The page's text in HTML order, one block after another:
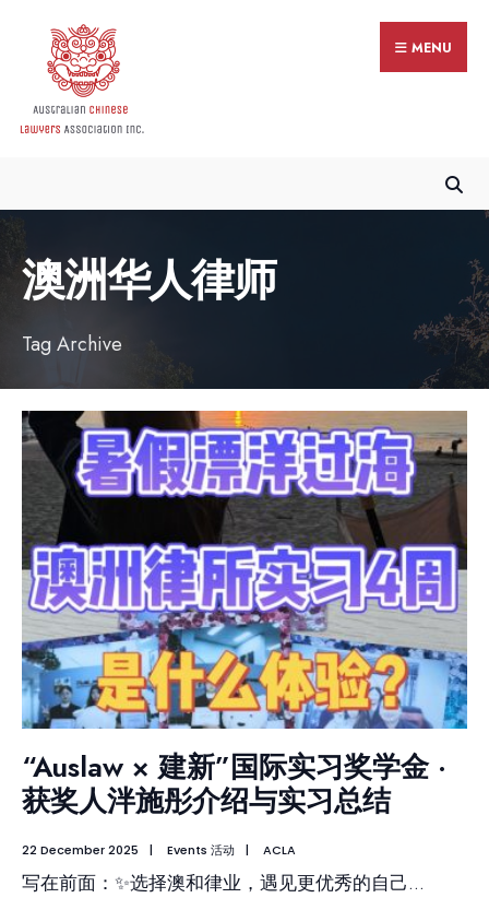
MENU
澳洲华人律师
Tag Archive
“Auslaw × 建新”国际实习奖学金 ·
获奖人泮施彤介绍与实习总结
22 December 2025 | Events 活动 | ACLA
写在前面：✨选择澳和律业，遇见更优秀的自己...